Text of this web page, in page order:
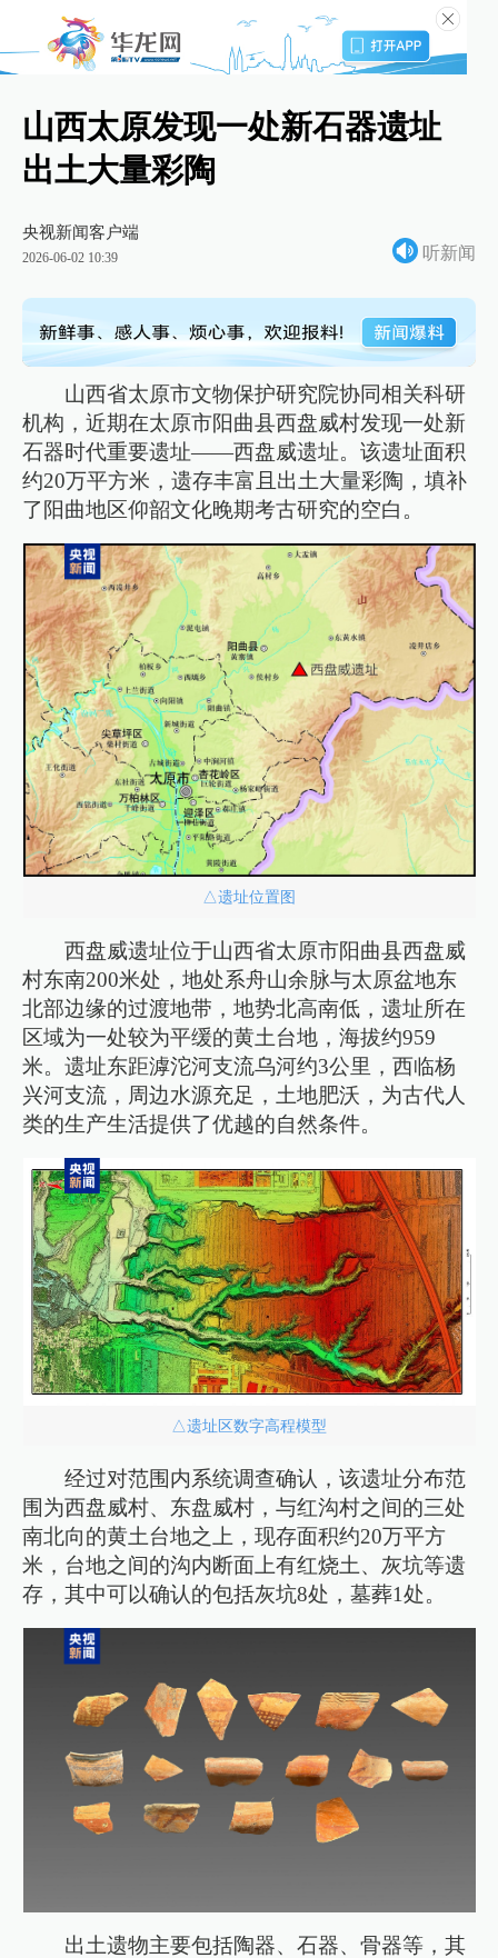
山西太原发现一处新石器遗址
出土大量彩陶
央视新闻客户端
2026-06-02 10:39 听新闻
山西省太原市文物保护研究院协同相关科研
机构，近期在太原市阳曲县西盘威村发现一处新
石器时代重要遗址——西盘威遗址。该遗址面积
约20万平方米，遗存丰富且出土大量彩陶，填补
了阳曲地区仰韶文化晚期考古研究的空白。
△遗址位置图
西盘威遗址位于山西省太原市阳曲县西盘威
村东南200米处，地处系舟山余脉与太原盆地东
北部边缘的过渡地带，地势北高南低，遗址所在
区域为一处较为平缓的黄土台地，海拔约959
米。遗址东距滹沱河支流乌河约3公里，西临杨
兴河支流，周边水源充足，土地肥沃，为古代人
类的生产生活提供了优越的自然条件。
△遗址区数字高程模型
经过对范围内系统调查确认，该遗址分布范
围为西盘威村、东盘威村，与红沟村之间的三处
南北向的黄土台地之上，现存面积约20万平方
米，台地之间的沟内断面上有红烧土、灰坑等遗
存，其中可以确认的包括灰坑8处，墓葬1处。
出土遗物主要包括陶器、石器、骨器等，其